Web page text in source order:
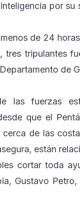
por su
de 24
tripulantes
de
las fuerzas
que el
de las
están
cortar toda
Gustavo